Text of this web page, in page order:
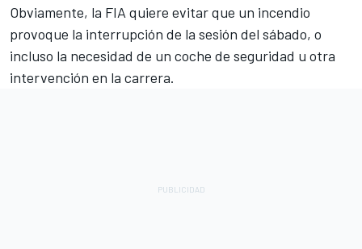
Obviamente, la FIA quiere evitar que un incendio
provoque la interrupción de la sesión del sábado, o
incluso la necesidad de un coche de seguridad u otra
intervención en la carrera.